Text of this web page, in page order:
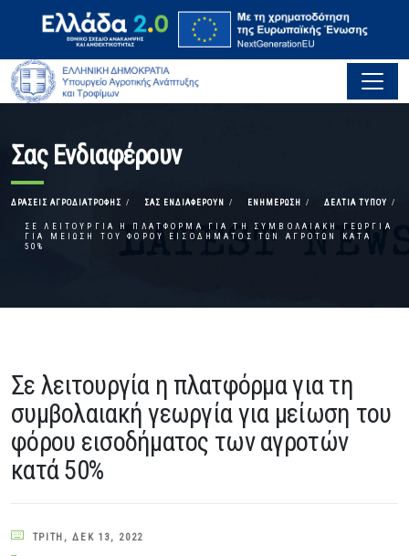
Σας Ενδιαφέρουν
ΔΡΆΣΕΙΣ ΑΓΡΟΔΙΑΤΡΟΦΉΣ ΣΑΣ ΕΝΔΙΑΦΈΡΟΥΝ ΕΝΗΜΈΡΩΣΗ ΔΕΛΤΊΑ ΤΎΠΟΥ
ΣΕ ΛΕΙΤΟΥΡΓΊΑ Η ΠΛΑΤΦΌΡΜΑ ΓΙΑ ΤΗ ΣΥΜΒΟΛΑΙΑΚΉ ΓΕΩΡΓΊΑ
ΓΙΑ ΜΕΊΩΣΗ ΤΟΥ ΦΌΡΟΥ ΕΙΣΟΔΉΜΑΤΟΣ ΤΩΝ ΑΓΡΟΤΏΝ ΚΑΤΆ
50%
Σε λειτουργία η πλατφόρμα για τη
συμβολαιακή γεωργία για μείωση του
φόρου εισοδήματος των αγροτών
κατά 50%
ΤΡΊΤΗ, ΔΕΚ 13, 2022